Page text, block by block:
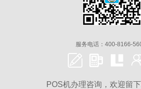
服务电话：400-8166-
POS机办理咨询，欢迎留